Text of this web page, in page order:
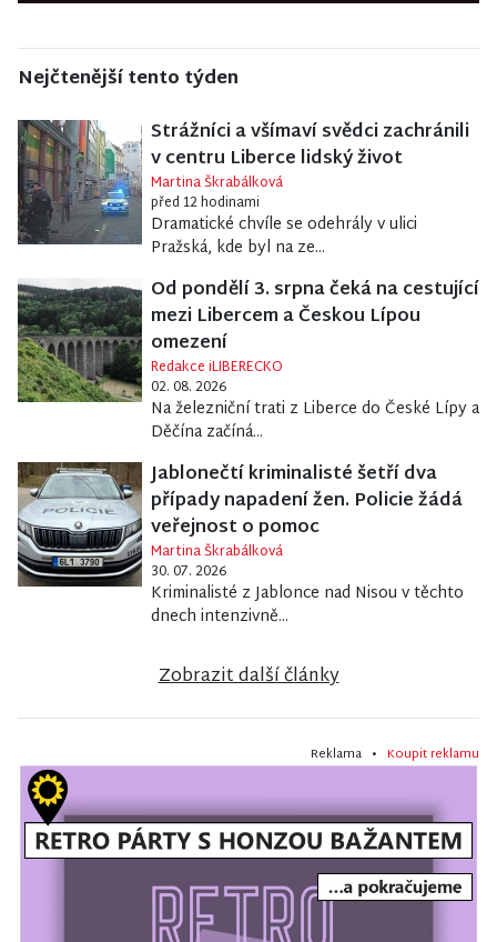
Nejčtenější tento týden
Strážníci a všímaví svědci zachránili
v centru Liberce lidský život
Martina Škrabálková
před 12 hodinami
Dramatické chvíle se odehrály v ulici
Pražská, kde byl na ze...
Od pondělí 3. srpna čeká na cestující
mezi Libercem a Českou Lípou
omezení
Redakce iLIBERECKO
02. 08. 2026
Na železniční trati z Liberce do České Lípy a
Děčína začíná...
Jablonečtí kriminalisté šetří dva
případy napadení žen. Policie žádá
veřejnost o pomoc
Martina Škrabálková
30. 07. 2026
Kriminalisté z Jablonce nad Nisou v těchto
dnech intenzivně...
Zobrazit další články
Reklama • Koupit reklamu